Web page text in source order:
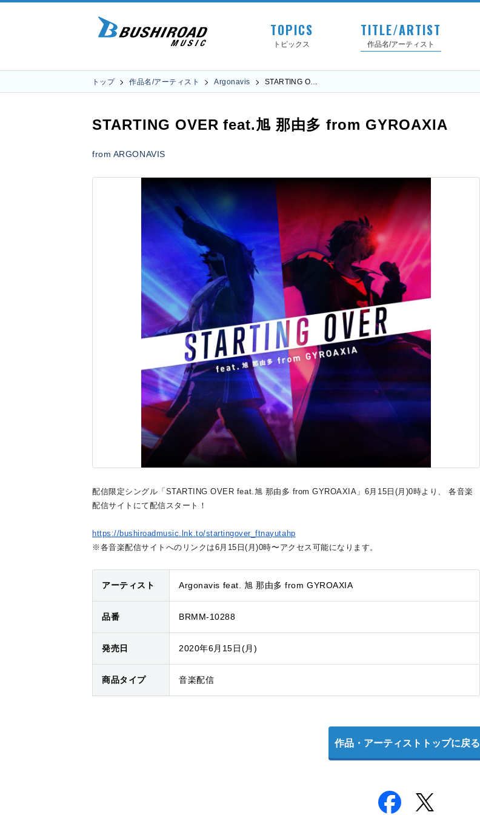
TOPICS
トピックス
TITLE/ARTIST
作品名/アーティスト
トップ 作品名/アーティスト Argonavis STARTING O…
STARTING OVER feat.旭 那由多 from GYROAXIA
from ARGONAVIS
配信限定シングル「STARTING OVER feat.旭 那由多 from GYROAXIA」6月15日(月)0時より、 各音楽
配信サイトにて配信スタート！
https://bushiroadmusic.lnk.to/startingover_ftnayutahp
※各音楽配信サイトへのリンクは6月15日(月)0時〜 アクセス可能になります。
アーティスト Argonavis feat. 旭 那由多 from GYROAXIA
品番 BRMM-10288
発売日 2020年6月15日(月)
商品タイプ 音楽配信
作品・アーティストトップに戻る